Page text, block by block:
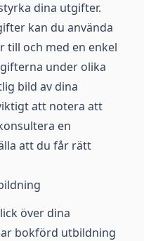
dina utgifter.
kan du använda
till och med en enkel
under olika
bild av dina
att notera att
en
att du får rätt
över dina
bokförd utbildning